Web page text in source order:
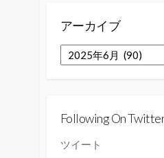
アーカイブ
ア
ー
Following On
ツイート